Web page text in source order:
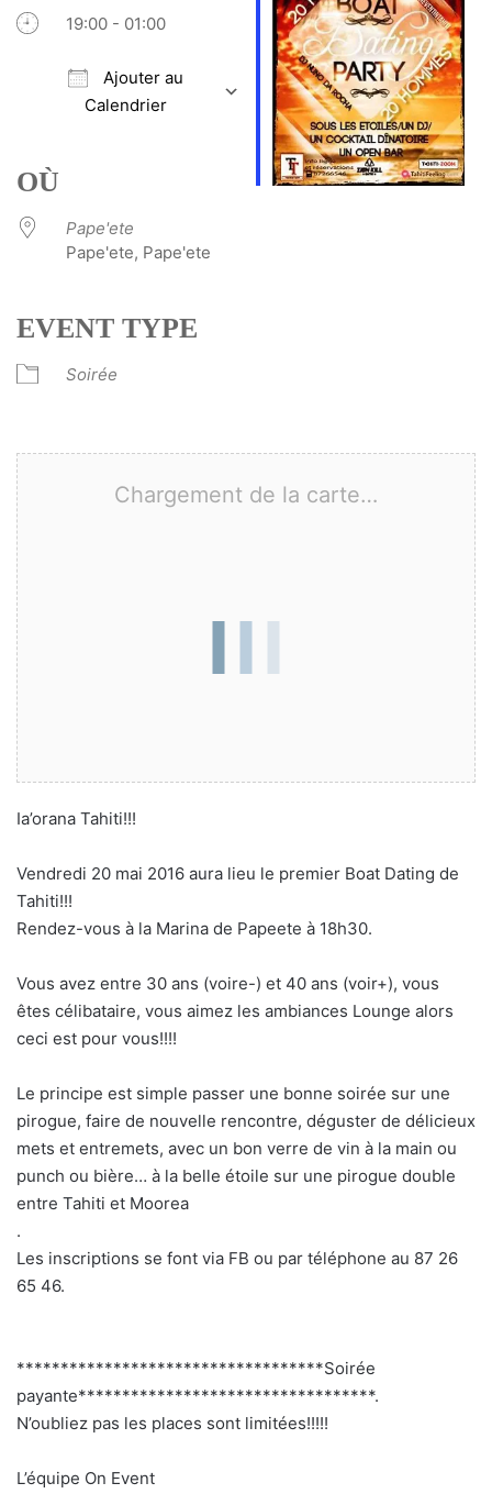
19:00 - 01:00
Ajouter au
Calendrier
Office 365Outlook Live
OÙ
Pape'ete
Pape'ete, Pape'ete
EVENT TYPE
Soirée
Chargement de la carte…
Ia’orana Tahiti!!!
Vendredi 20 mai 2016 aura lieu le premier Boat Dating de
Tahiti!!!
Rendez-vous à la Marina de Papeete à 18h30.
Vous avez entre 30 ans (voire-) et 40 ans (voir+), vous
êtes célibataire, vous aimez les ambiances Lounge alors
ceci est pour vous!!!!
Le principe est simple passer une bonne soirée sur une
pirogue, faire de nouvelle rencontre, déguster de délicieux
mets et entremets, avec un bon verre de vin à la main ou
punch ou bière… à la belle étoile sur une pirogue double
entre Tahiti et Moorea
.
Les inscriptions se font via FB ou par téléphone au 87 26
65 46.
***********************************Soirée
payante**********************************.
N’oubliez pas les places sont limitées!!!!!
L’équipe On Event